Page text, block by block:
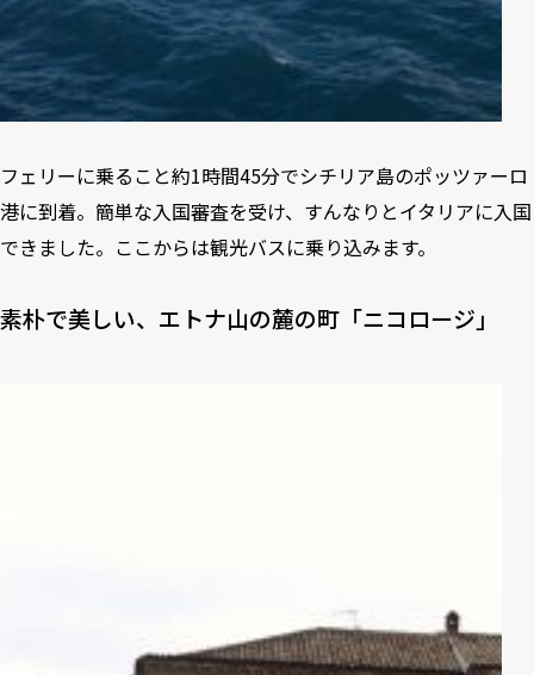
フェリーに乗ること約1時間45分でシチリア島のポッツァーロ
港に到着。簡単な入国審査を受け、すんなりとイタリアに入国
できました。ここからは観光バスに乗り込みます。
素朴で美しい、エトナ山の麓の町「ニコロージ」